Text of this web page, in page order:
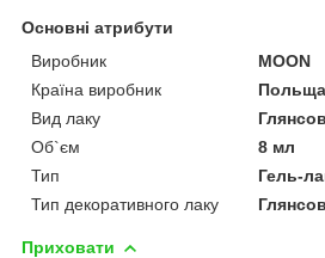
Основні атрибути
Виробник
MOON
Країна виробник
Польща
Вид лаку
Об`єм
8 мл
Тип
Гель-
Тип декоративного лаку
Приховати